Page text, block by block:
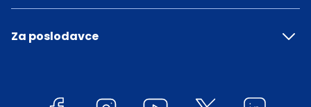
Za poslodavce